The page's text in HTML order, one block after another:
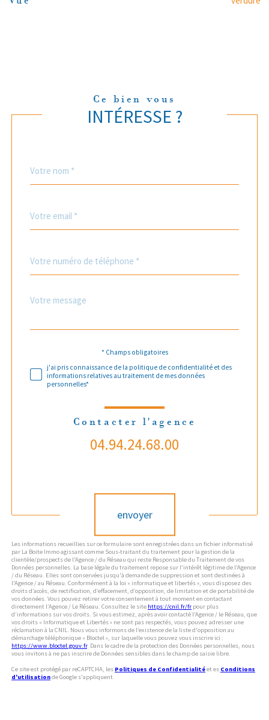
Ce bien vous
INTÉRESSE ?
par
*
*
*
Fieldset
Message
*
* Champs obligatoires
j'ai pris connaissance de la politique de confidentialité et des
informations relatives au traitement de mes données
personnelles*
Contacter l'agence
04.94.24.68.00
envoyer
Les informations recueillies sur ce formulaire sont enregistrées dans un fichier informatisé
par La Boite Immo agissant comme Sous-traitant du traitement pour la gestion de la
clientèle/prospects de l'Agence / du Réseau qui reste Responsable du Traitement de vos
Données personnelles. La base légale du traitement repose sur l'intérêt légitime de l'Agence
/ du Réseau. Elles sont conservées jusqu'à demande de suppression et sont destinées à
l'Agence / au Réseau. Conformément à la loi « informatique et libertés », vous disposez des
droits d’accès, de rectification, d’effacement, d’opposition, de limitation et de portabilité de
vos données. Vous pouvez retirer votre consentement à tout moment en contactant
directement l’Agence / Le Réseau. Consultez le site https://cnil.fr/fr pour plus
d’informations sur vos droits. Si vous estimez, après avoir contacté l'Agence / le Réseau, que
vos droits « Informatique et Libertés » ne sont pas respectés, vous pouvez adresser une
réclamation à la CNIL. Nous vous informons de l’existence de la liste d'opposition au
démarchage téléphonique « Bloctel », sur laquelle vous pouvez vous inscrire ici :
https://www.bloctel.gouv.fr. Dans le cadre de la protection des Données personnelles, nous
vous invitons à ne pas inscrire de Données sensibles dans le champ de saisie libre.
Ce site est protégé par reCAPTCHA, les Politiques de Confidentialitéet es Conditions
d'utilisationde Google s'appliquent.